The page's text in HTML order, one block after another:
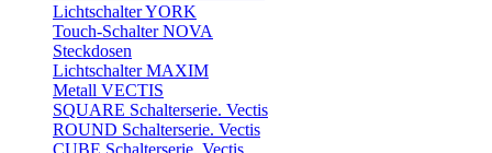
Lichtschalter YORK
Touch-Schalter NOVA
Steckdosen
Lichtschalter MAXIM
Metall VECTIS
SQUARE Schalterserie. Vectis
ROUND Schalterserie. Vectis
CUBE Schalterserie. Vectis